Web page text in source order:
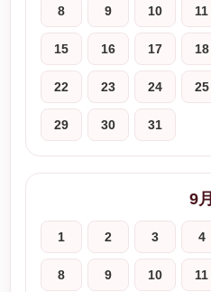
8 9 10 11
15 16 17 18
22 23 24 25
29 30 31
9月
1 2 3 4
8 9 10 11